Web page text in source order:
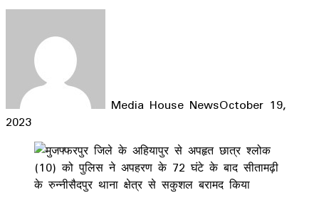
Media House NewsOctober 19,
2023
Facebook
LinkedIn
WhatsApp
Telegram